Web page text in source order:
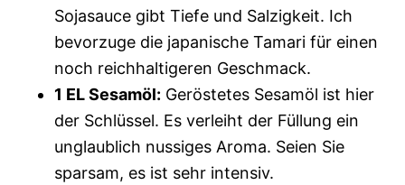
Sojasauce gibt Tiefe und Salzigkeit. Ich
bevorzuge die japanische Tamari für einen
noch reichhaltigeren Geschmack.
1 EL Sesamöl: Geröstetes Sesamöl ist hier
der Schlüssel. Es verleiht der Füllung ein
unglaublich nussiges Aroma. Seien Sie
sparsam, es ist sehr intensiv.